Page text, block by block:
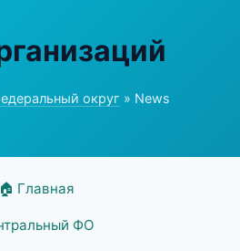
округ » News
🏠 Главная
ФО